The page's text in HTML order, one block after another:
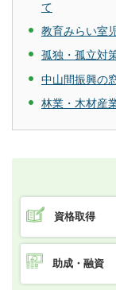
て
教育みらい室
孤独・孤立対
中山間振興の
林業・木材産
資格取得
助成・融資